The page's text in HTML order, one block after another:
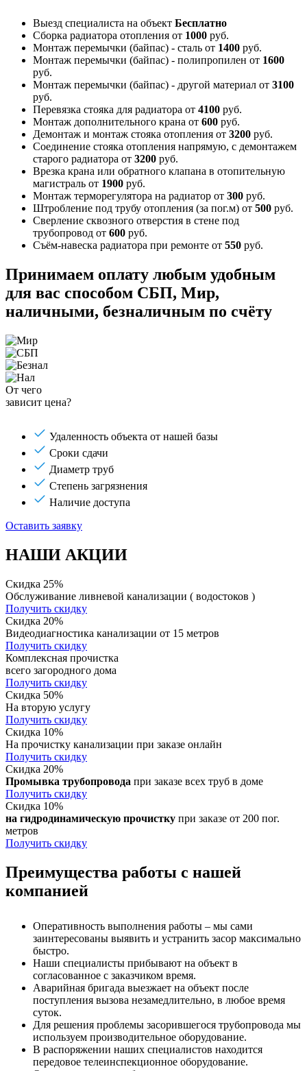
Выезд специалиста на объект Бесплатно
Сборка радиатора отопления от 1000 руб.
Монтаж перемычки (байпас) - сталь от 1400 руб.
Монтаж перемычки (байпас) - полипропилен от 1600
руб.
Монтаж перемычки (байпас) - другой материал от 3100
руб.
Перевязка стояка для радиатора от 4100 руб.
Монтаж дополнительного крана от 600 руб.
Демонтаж и монтаж стояка отопления от 3200 руб.
Соединение стояка отопления напрямую, с демонтажем
старого радиатора от 3200 руб.
Врезка крана или обратного клапана в отопительную
магистраль от 1900 руб.
Монтаж терморегулятора на радиатор от 300 руб.
Штробление под трубу отопления (за пог.м) от 500 руб.
Сверление сквозного отверстия в стене под
трубопровод от 600 руб.
Съём-навеска радиатора при ремонте от 550 руб.
Принимаем оплату любым удобным
для вас способом СБП, Мир,
наличными, безналичным по счёту
От чего
зависит цена?
Удаленность объекта от нашей базы
Сроки сдачи
Диаметр труб
Степень загрязнения
Наличие доступа
Оставить заявку
НАШИ АКЦИИ
Скидка 25%
Обслуживание ливневой канализации ( водостоков )
Получить скидку
Скидка 20%
Видеодиагностика канализации от 15 метров
Получить скидку
Комплексная прочистка
всего загородного дома
Получить скидку
Скидка 50%
На вторую услугу
Получить скидку
Скидка 10%
На прочистку канализации при заказе онлайн
Получить скидку
Скидка 20%
Промывка трубопровода при заказе всех труб в доме
Получить скидку
Скидка 10%
на гидродинамическую прочистку при заказе от 200 пог.
метров
Получить скидку
Преимущества работы с нашей
компанией
Оперативность выполнения работы – мы сами
заинтересованы выявить и устранить засор максимально
быстро.
Наши специалисты прибывают на объект в
согласованное с заказчиком время.
Аварийная бригада выезжает на объект после
поступления вызова незамедлительно, в любое время
суток.
Для решения проблемы засорившегося трубопровода мы
используем производительное оборудование.
В распоряжении наших специалистов находится
передовое телеинспекционное оборудование.